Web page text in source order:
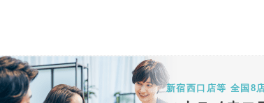
新宿西口店等 全国8